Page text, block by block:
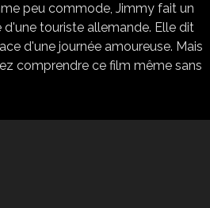
peu commode, Jimmy fait un
touriste allemande. Elle dit
d'une journée amoureuse. Mais
comprendre ce film même sans